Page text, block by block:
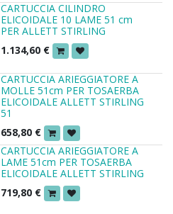
CARTUCCIA CILINDRO
ELICOIDALE 10 LAME 51 cm
PER ALLETT STIRLING
1.134,60 €
CARTUCCIA ARIEGGIATORE A
MOLLE 51cm PER TOSAERBA
ELICOIDALE ALLETT STIRLING
51
658,80 €
CARTUCCIA ARIEGGIATORE A
LAME 51cm PER TOSAERBA
ELICOIDALE ALLETT STIRLING
719,80 €